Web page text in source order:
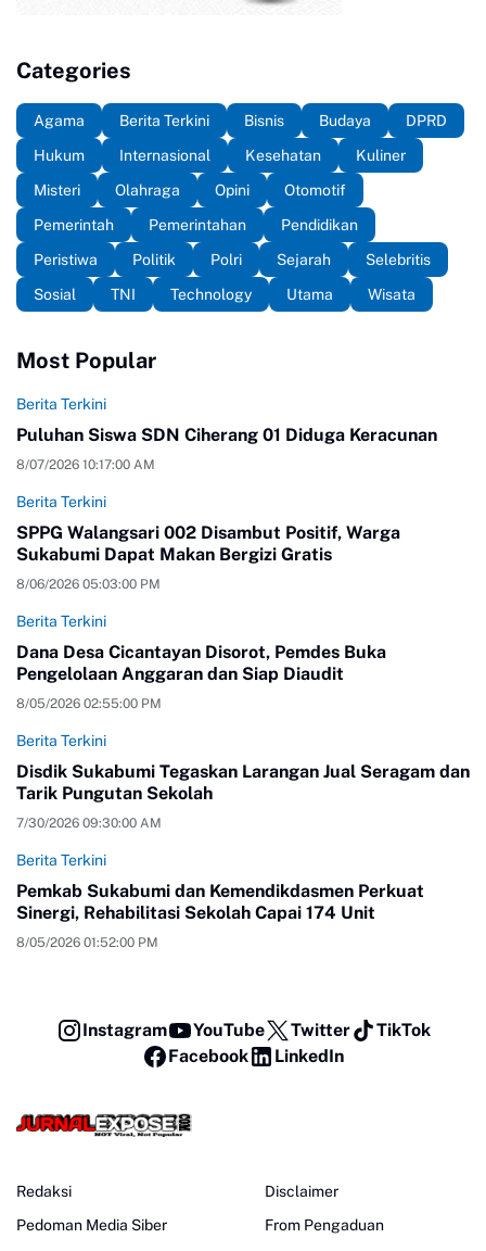
Categories
Agama Berita Terkini Bisnis Budaya
DPRD
Hukum
Internasional Kesehatan
Kuliner
Misteri
Olahraga Opini
Otomotif
Pemerintah
Pemerintahan
Pendidikan
Peristiwa
Politik Polri Sejarah
Selebritis
Sosial
TNI Technology Utama Wisata
Most Popular
Berita Terkini
Puluhan Siswa SDN Ciherang 01 Diduga Keracunan
8/07/2026 10:17:00 AM
Berita Terkini
SPPG Walangsari 002 Disambut Positif, Warga
Sukabumi Dapat Makan Bergizi Gratis
8/06/2026 05:03:00 PM
Berita Terkini
Dana Desa Cicantayan Disorot, Pemdes Buka
Pengelolaan Anggaran dan Siap Diaudit
8/05/2026 02:55:00 PM
Berita Terkini
Disdik Sukabumi Tegaskan Larangan Jual Seragam dan
Tarik Pungutan Sekolah
7/30/2026 09:30:00 AM
Berita Terkini
Pemkab Sukabumi dan Kemendikdasmen Perkuat
Sinergi, Rehabilitasi Sekolah Capai 174 Unit
8/05/2026 01:52:00 PM
Instagram YouTube Twitter
TikTok
Facebook
LinkedIn
Redaksi
Pedoman Media Siber
Disclaimer
From Pengaduan